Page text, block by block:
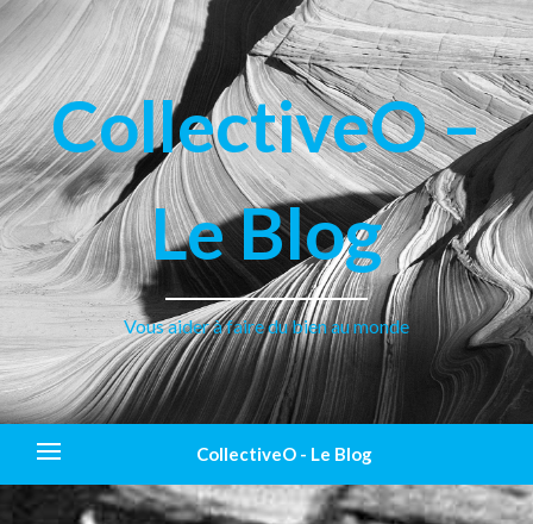
CollectiveO –
Le Blog
Vous aider à faire du bien au monde
CollectiveO - Le Blog